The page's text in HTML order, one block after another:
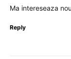
Ma intereseaza
Reply